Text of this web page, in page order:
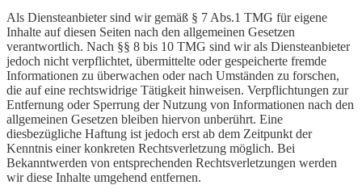
Als Diensteanbieter sind wir gemäß § 7 Abs.1 TMG für eigene
Inhalte auf diesen Seiten nach den allgemeinen Gesetzen
verantwortlich. Nach §§ 8 bis 10 TMG sind wir als Diensteanbieter
jedoch nicht verpflichtet, übermittelte oder gespeicherte fremde
Informationen zu überwachen oder nach Umständen zu forschen,
die auf eine rechtswidrige Tätigkeit hinweisen. Verpflichtungen zur
Entfernung oder Sperrung der Nutzung von Informationen nach den
allgemeinen Gesetzen bleiben hiervon unberührt. Eine
diesbezügliche Haftung ist jedoch erst ab dem Zeitpunkt der
Kenntnis einer konkreten Rechtsverletzung möglich. Bei
Bekanntwerden von entsprechenden Rechtsverletzungen werden
wir diese Inhalte umgehend entfernen.